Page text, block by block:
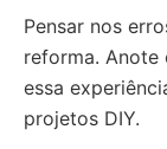
Pensar nos
reforma. Anote
essa
projetos DIY.